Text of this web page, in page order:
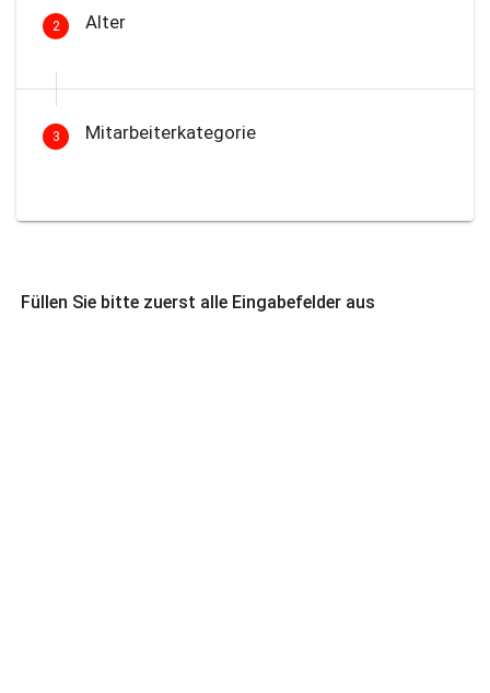
2 Alter
3 Mitarbeiterkategorie
Füllen Sie bitte zuerst alle Eingabefelder aus